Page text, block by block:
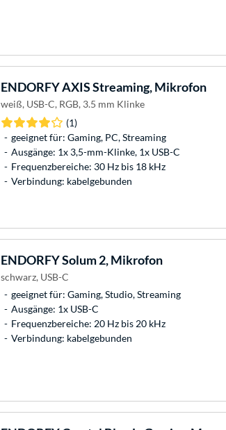
ENDORFYAXIS Streaming, Mikrofon
weiß, USB-C, RGB, 3.5 mm Klinke
(1)
geeignet für: Gaming, PC, Streaming
Ausgänge: 1x 3,5-mm-Klinke, 1x USB-C
Frequenzbereiche: 30 Hz bis 18 kHz
Verbindung: kabelgebunden
ENDORFYSolum 2, Mikrofon
schwarz, USB-C
geeignet für: Gaming, Studio, Streaming
Ausgänge: 1x USB-C
Frequenzbereiche: 20 Hz bis 20 kHz
Verbindung: kabelgebunden